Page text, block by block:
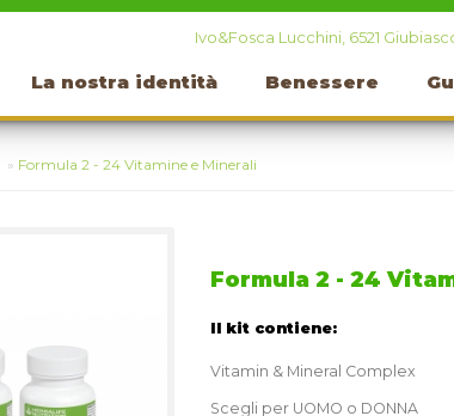
Ivo&Fosca Lucchini, 6521
La nostra identità Benessere
» Formula 2 - 24 Vitamine e Minerali
Formula 2 - 24
Il kit contiene:
Vitamin & Mineral Complex
Scegli per UOMO o DONNA